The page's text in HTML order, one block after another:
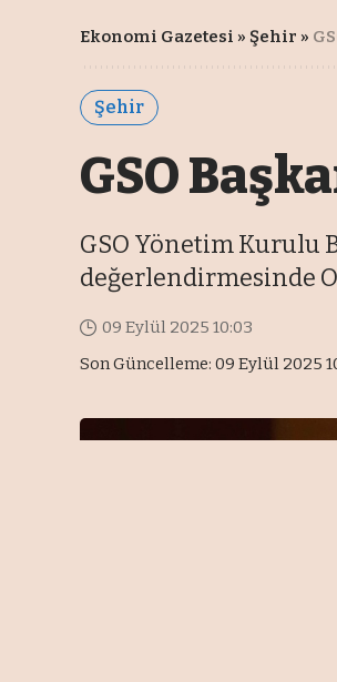
Ekonomi Gazetesi » Şehir »
Şehir
GSO
GSO Yönetim Kurulu
değerlendirmesinde
Son Güncelleme: 09 Eylül 2025
09 Eylül 2025 10:03